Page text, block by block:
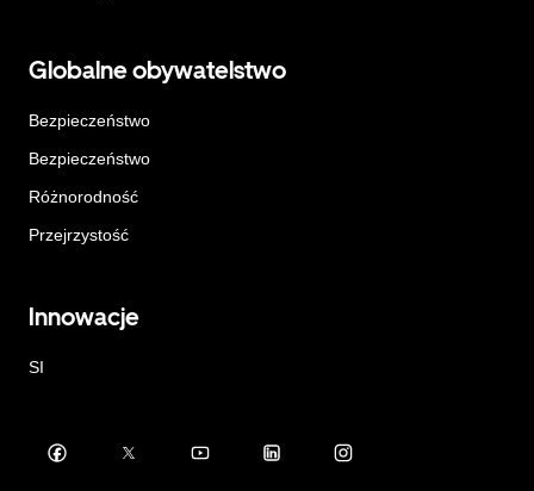
Globalne obywatelstwo
Bezpieczeństwo
Bezpieczeństwo
Różnorodność
Przejrzystość
Innowacje
SI